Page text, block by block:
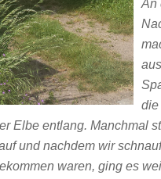
An
die
Elbe entlang. Manchmal
und nachdem wir
waren, ging es